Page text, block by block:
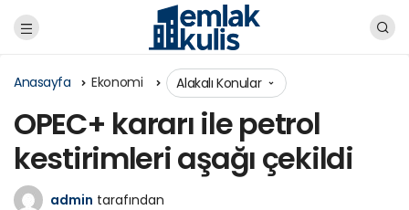
Anasayfa Ekonomi Alakalı Konular
OPEC+ kararı ile petrol
kestirimleri aşağı çekildi
admin tarafından